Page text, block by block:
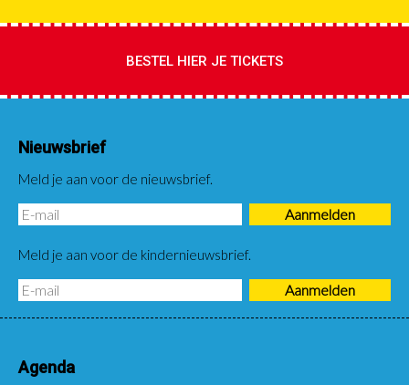
BESTEL HIER JE TICKETS
Nieuwsbrief
Meld je aan voor de nieuwsbrief.
Meld je aan voor de kindernieuwsbrief.
Agenda